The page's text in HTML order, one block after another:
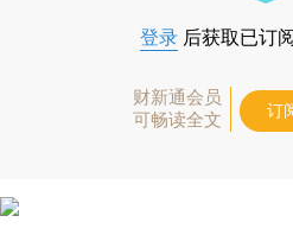
登录 后获取已订
财新通会员
可畅读全文
订